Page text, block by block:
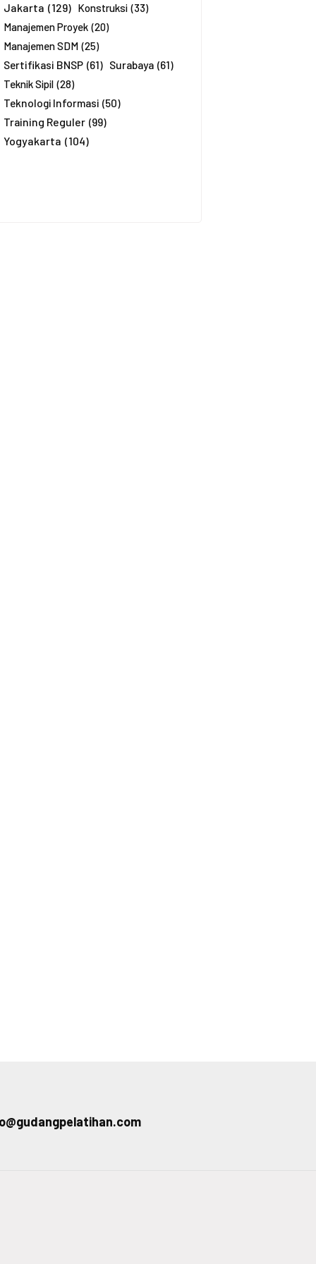
Jakarta (129) Konstruksi (33)
Manajemen Proyek (20)
Manajemen SDM (25)
Sertifikasi BNSP (61) Surabaya (61)
Teknik Sipil (28)
Teknologi Informasi (50)
Training Reguler (99)
Yogyakarta (104)